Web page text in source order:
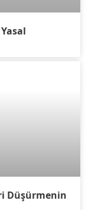
Düşürmenin